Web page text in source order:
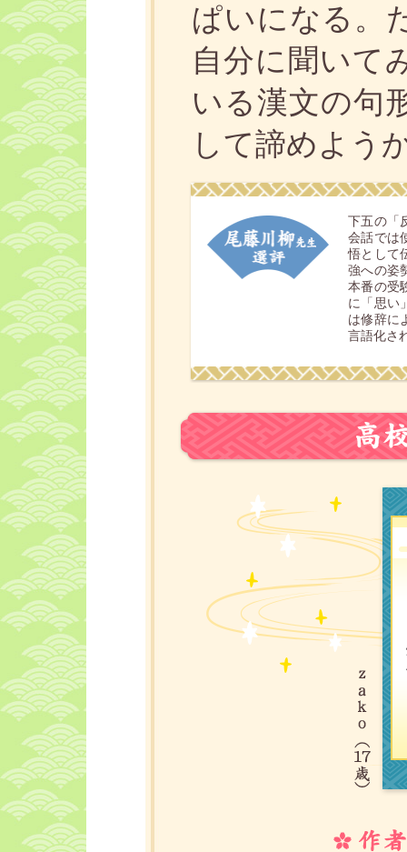
ぱいになる。
自分に聞いて
いる漢文の句
して諦めよう
下五の「
会話では
悟として
強への姿
本番の受
に「思い
は修辞に
言語化さ